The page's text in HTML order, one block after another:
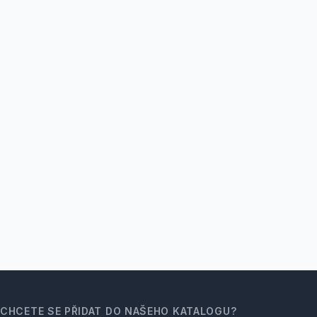
CHCETE SE PŘIDAT DO NAŠEHO KATALOGU?